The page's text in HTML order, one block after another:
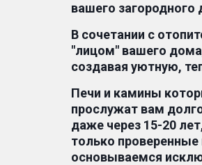
вашего загород­­­­­­ного
В сочетании с
"лицом" вашего дома,
создавая уютную,
Печи и камины
прослужат вам
даже через 15-20
только
основываемся